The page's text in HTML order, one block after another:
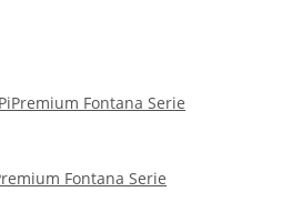
Fontana Serie